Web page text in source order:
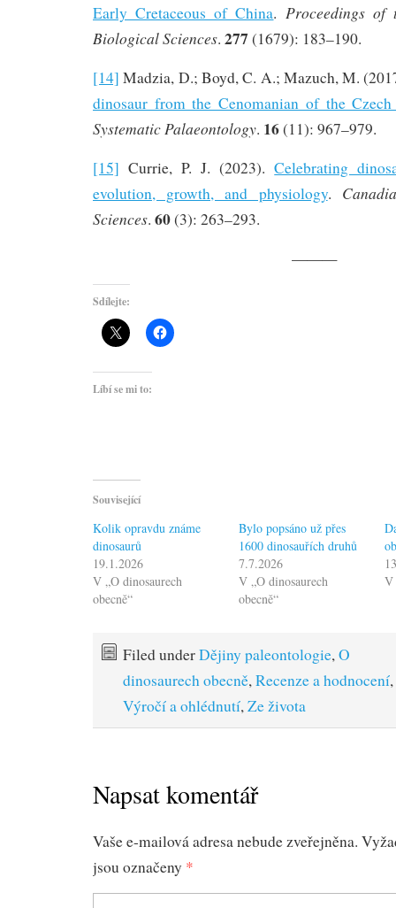
Early Cretaceous of China. Proceedings of
Biological Sciences. 277(1679): 183–190.
[14] Madzia, D.; Boyd, C. A.; Mazuch, M.
dinosaur from the Cenomanian of the
Systematic Palaeontology. 16(11): 967–979.
[15] Currie, P. J. (2023).Celebrating
evolution, growth, and physiology.
Sciences. 60(3): 263–293.
———
Sdílejte:
Líbí se mi to:
Související
Kolik opravdu známe
dinosaurů
19.1.2026
V „O dinosaurech
obecně“
Bylo popsáno už přes
1600 dinosauřích druhů
7.7.2026
V „O dinosaurech
obecně“
V
Filed underDějiny paleontologie,O
dinosaurech obecně,Recenze a hodnocení,
Výročí a ohlédnutí,Ze života
Napsat komentář
Vaše e-mailová adresa nebude zveřejněna.
jsou označeny *